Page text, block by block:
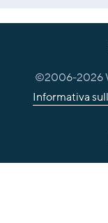
©2006-2026
Informativa